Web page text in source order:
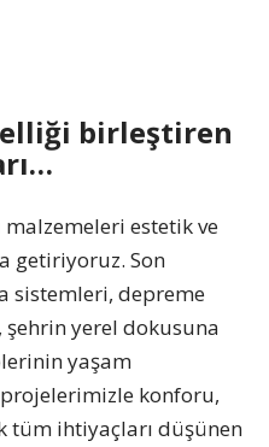
birleştiren
estetik ve
getiriyoruz. Son
sistemleri, depreme
şehrin yerel dokusuna
yaşam
konforu,
tüm ihtiyaçları düşünen